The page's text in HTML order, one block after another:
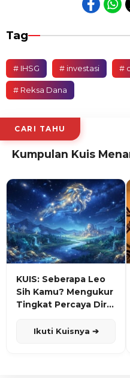
Tag
# IHSG # investasi #
# Reksa Dana
CARI TAHU
Kumpulan Kuis
KUIS: Seberapa Leo
Sih Kamu? Mengukur
Tingkat Percaya Diri
Ikuti Kuisnya ➔